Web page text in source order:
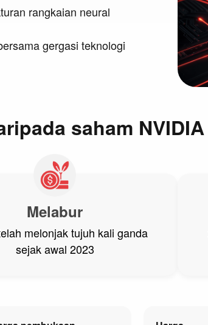
rangkaian neural
gergasi teknologi
saham NVIDIA
Melabur
melonjak tujuh kali ganda
sejak awal 2023